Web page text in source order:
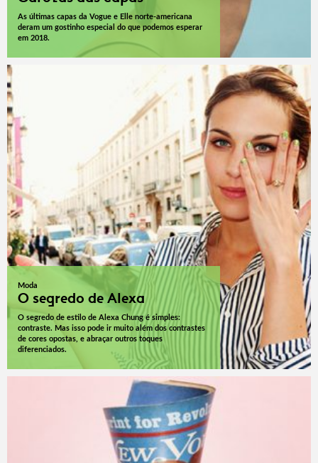
As últimas capas da Vogue e Elle norte-americana
deram um gostinho especial do que podemos esperar
em 2018.
Moda
O segredo de Alexa
O segredo de estilo de Alexa Chung é simples:
contraste. Mas isso pode ir muito além dos contrastes
de cores opostas, e abraçar outros toques
diferenciados.